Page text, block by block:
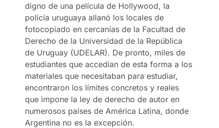
digno de una película de Hollywood, la
policía uruguaya allanó los locales de
fotocopiado en cercanías de la Facultad de
Derecho de la Universidad de la República
de Uruguay (UDELAR). De pronto, miles de
estudiantes que accedían de esta forma a los
materiales que necesitaban para estudiar,
encontraron los límites concretos y reales
que impone la ley de derecho de autor en
numerosos países de América Latina, donde
Argentina no es la excepción.